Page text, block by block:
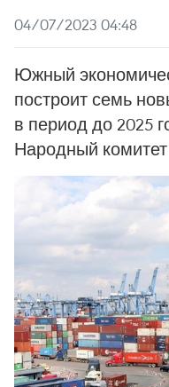
04/07/2023 04:48
Южный
построит семь
в период до 2025
Народный комитет